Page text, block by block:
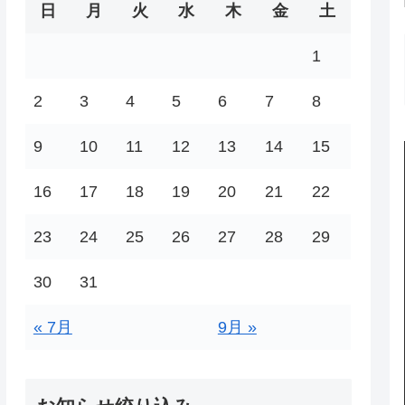
日 月 火 水 木 金 土
1
2 3 4 5 6 7 8
9 10 11 12 13 14 15
16 17 18 19 20 21 22
23 24 25 26 27 28 29
30 31
« 7月 9月 »